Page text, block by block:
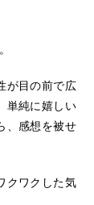
が目の前で広
単純に嬉しい
、感想を被せ
クワクした気